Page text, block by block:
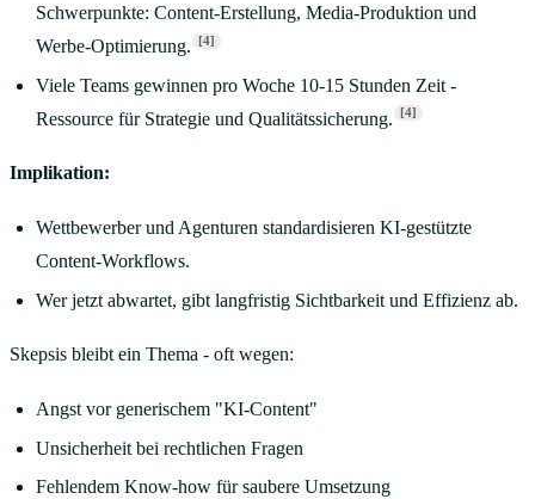
Schwerpunkte: Content-Erstellung, Media-Produktion und
Werbe-Optimierung.
[4]
Viele Teams gewinnen pro Woche 10-15 Stunden Zeit -
Ressource für Strategie und Qualitätssicherung.
[4]
Implikation:
Wettbewerber und Agenturen standardisieren KI-gestützte
Content-Workflows.
Wer jetzt abwartet, gibt langfristig Sichtbarkeit und Effizienz ab.
Skepsis bleibt ein Thema - oft wegen:
Angst vor generischem "KI-Content"
Unsicherheit bei rechtlichen Fragen
Fehlendem Know-how für saubere Umsetzung